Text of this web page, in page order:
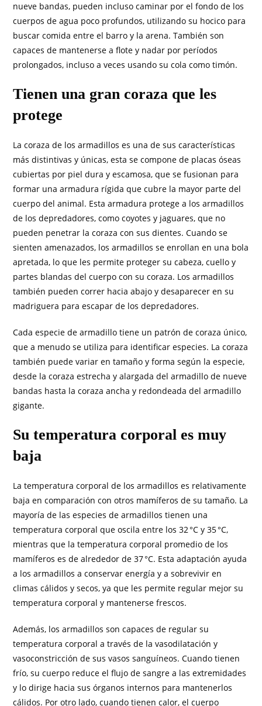
nueve bandas, pueden incluso caminar por el fondo de los
cuerpos de agua poco profundos, utilizando su hocico para
buscar comida entre el barro y la arena. También son
capaces de mantenerse a flote y nadar por períodos
prolongados, incluso a veces usando su cola como timón.
Tienen una gran coraza que les
protege
La coraza de los armadillos es una de sus características
más distintivas y únicas, esta se compone de placas óseas
cubiertas por piel dura y escamosa, que se fusionan para
formar una armadura rígida que cubre la mayor parte del
cuerpo del animal. Esta armadura protege a los armadillos
de los depredadores, como coyotes y jaguares, que no
pueden penetrar la coraza con sus dientes. Cuando se
sienten amenazados, los armadillos se enrollan en una bola
apretada, lo que les permite proteger su cabeza, cuello y
partes blandas del cuerpo con su coraza. Los armadillos
también pueden correr hacia abajo y desaparecer en su
madriguera para escapar de los depredadores.
Cada especie de armadillo tiene un patrón de coraza único,
que a menudo se utiliza para identificar especies. La coraza
también puede variar en tamaño y forma según la especie,
desde la coraza estrecha y alargada del armadillo de nueve
bandas hasta la coraza ancha y redondeada del armadillo
gigante.
Su temperatura corporal es muy
baja
La temperatura corporal de los armadillos es relativamente
baja en comparación con otros mamíferos de su tamaño. La
mayoría de las especies de armadillos tienen una
temperatura corporal que oscila entre los 32 °C y 35 °C,
mientras que la temperatura corporal promedio de los
mamíferos es de alrededor de 37 °C. Esta adaptación ayuda
a los armadillos a conservar energía y a sobrevivir en
climas cálidos y secos, ya que les permite regular mejor su
temperatura corporal y mantenerse frescos.
Además, los armadillos son capaces de regular su
temperatura corporal a través de la vasodilatación y
vasoconstricción de sus vasos sanguíneos. Cuando tienen
frío, su cuerpo reduce el flujo de sangre a las extremidades
y lo dirige hacia sus órganos internos para mantenerlos
cálidos. Por otro lado, cuando tienen calor, el cuerpo